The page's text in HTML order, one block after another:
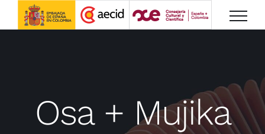
Saltar
Osa + Mujika